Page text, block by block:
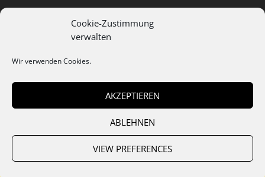
Cookie-Zustimmung
verwalten
Wir verwenden Cookies.
AKZEPTIEREN
ABLEHNEN
VIEW PREFERENCES
Planen & Bauen
Installateur des Monats
Mediadaten Cookies Datenschutz